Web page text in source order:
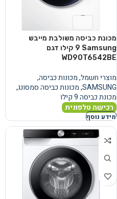
מכונת כביסה משולבת מייבש
Samsung ‏9 ‏קילו דגם
WD90T6542BE
מוצרי חשמל,מכונות כביסה,
SAMSUNG
,מכונות כביסה סמסונג,
מכונת כביסה 9 קילו
רכישה טלפונית
מידע נוסף